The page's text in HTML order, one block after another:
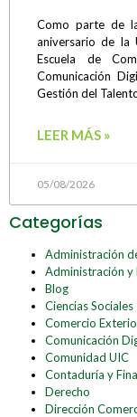
Como parte de
aniversario de la
Escuela de
Comunicación
Gestión del
LEER MÁS »
05/08/2026
Categorías
Administración
Administración y
Blog
Ciencias Sociales
Comercio
Comunicación
Comunidad UIC
Contaduría y
Derecho
Dirección